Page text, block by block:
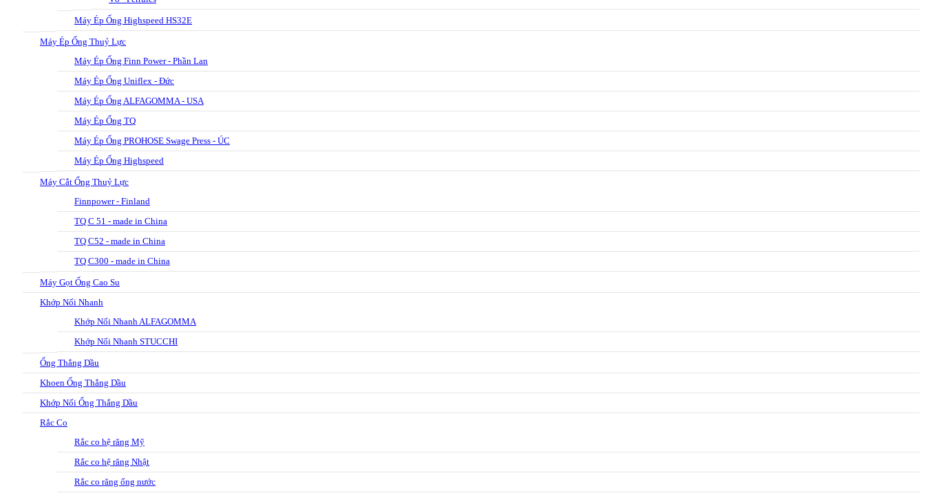
Máy Ép Ống Highspeed HS32E
Máy Ép Ống Thuỷ Lực
Máy Ép Ống Finn Power - Phần Lan
Máy Ép Ống Uniflex - Đức
Máy Ép Ống ALFAGOMMA - USA
Máy Ép Ống TQ
Máy Ép Ống PROHOSE Swage Press - ÚC
Máy Ép Ống Highspeed
Máy Cắt Ống Thuỷ Lực
Finnpower - Finland
TQ C 51 - made in China
TQ C52 - made in China
TQ C300 - made in China
Máy Gọt Ống Cao Su
Khớp Nối Nhanh
Khớp Nối Nhanh ALFAGOMMA
Khớp Nối Nhanh STUCCHI
Ống Thắng Dầu
Khoen Ống Thắng Dầu
Khớp Nối Ống Thắng Dầu
Rắc Co
Rắc co hệ răng Mỹ
Rắc co hệ răng Nhật
Rắc co răng ống nước